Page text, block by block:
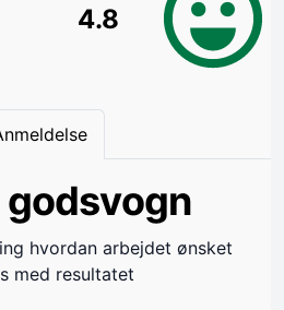
4.8
godsvogn
hvordan arbejdet ønsket
med resultatet